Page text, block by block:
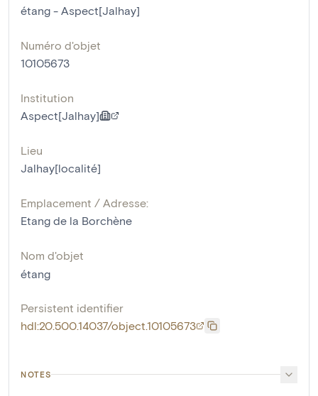
étang - Aspect[Jalhay]
Numéro d'objet
10105673
Institution
Aspect[Jalhay]
Lieu
Jalhay[localité]
Emplacement / Adresse:
Etang de la Borchène
Nom d'objet
étang
Persistent identifier
hdl:20.500.14037/object.10105673
NOTES